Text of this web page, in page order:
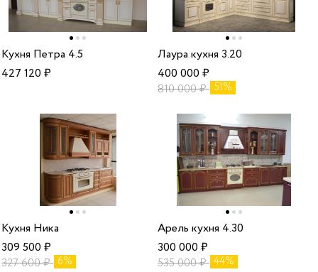
Кухня Петра 4.5
427 120₽
Лаура кухня 3.20
400 000₽
810 000₽ 51%
Кухня Ника
309 500₽
327 600₽ 6%
Арель кухня 4.30
300 000₽
535 000₽ 44%